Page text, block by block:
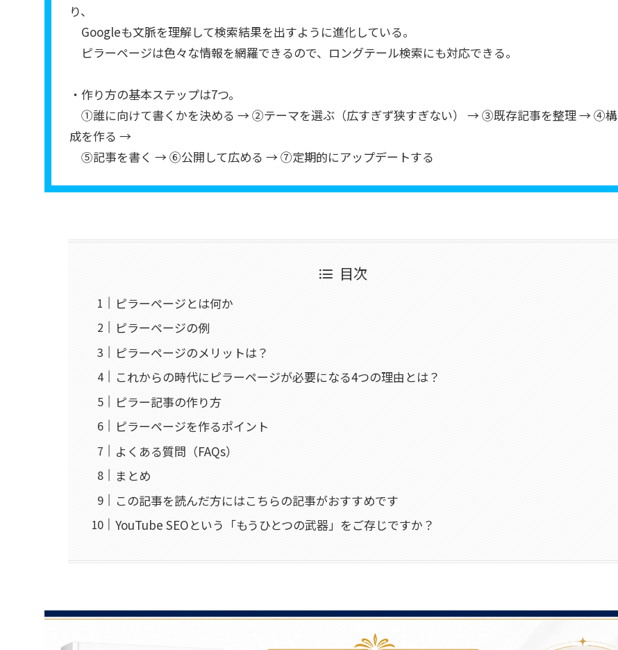
り、
Googleも文脈を理解して検索結果を出すように進化している。
ピラーページは色々な情報を網羅できるので、ロングテール検索にも対応できる。
・作り方の基本ステップは7つ。
①誰に向けて書くかを決める → ②テーマを選ぶ（広すぎず狭すぎない） → ③既存記事を整理 → ④構
成を作る →
⑤記事を書く → ⑥公開して広める → ⑦定期的にアップデートする
目次
ピラーページとは何か
ピラーページの例
ピラーページのメリットは？
これからの時代にピラーページが必要になる4つの理由とは？
ピラー記事の作り方
ピラーページを作るポイント
よくある質問（FAQs）
まとめ
この記事を読んだ方にはこちらの記事がおすすめです
YouTube SEOという「もうひとつの武器」をご存じですか？